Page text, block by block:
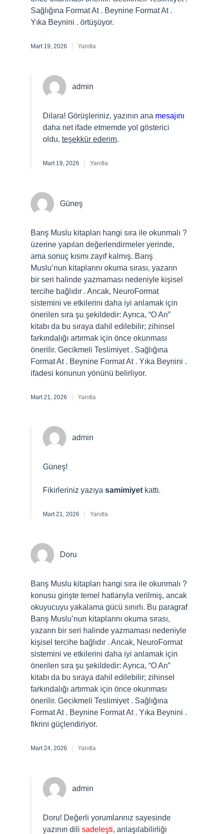
Sağlığına Format At . Beynine Format At .
Yıka Beynini . örtüşüyor.
Mart 19, 2026 Yanıtla
admin
Dilara! Görüşleriniz, yazının ana mesajını
daha net ifade etmemde yol gösterici
oldu, teşekkür ederim.
Mart 19, 2026 Yanıtla
Güneş
Barış Muslu kitapları hangi sıra ile okunmalı ?
üzerine yapılan değerlendirmeler yerinde,
ama sonuç kısmı zayıf kalmış. Barış
Muslu’nun kitaplarını okuma sırası, yazarın
bir seri halinde yazmaması nedeniyle kişisel
tercihe bağlıdır . Ancak, NeuroFormat
sistemini ve etkilerini daha iyi anlamak için
önerilen sıra şu şekildedir: Ayrıca, “O An”
kitabı da bu sıraya dahil edilebilir; zihinsel
farkındalığı artırmak için önce okunması
önerilir. Gecikmeli Teslimiyet . Sağlığına
Format At . Beynine Format At . Yıka Beynini .
ifadesi konunun yönünü belirliyor.
Mart 21, 2026 Yanıtla
admin
Güneş!
Fikirleriniz yazıya samimiyet kattı.
Mart 21, 2026 Yanıtla
Doru
Barış Muslu kitapları hangi sıra ile okunmalı ?
konusu girişte temel hatlarıyla verilmiş, ancak
okuyucuyu yakalama gücü sınırlı. Bu paragraf
Barış Muslu’nun kitaplarını okuma sırası,
yazarın bir seri halinde yazmaması nedeniyle
kişisel tercihe bağlıdır . Ancak, NeuroFormat
sistemini ve etkilerini daha iyi anlamak için
önerilen sıra şu şekildedir: Ayrıca, “O An”
kitabı da bu sıraya dahil edilebilir; zihinsel
farkındalığı artırmak için önce okunması
önerilir. Gecikmeli Teslimiyet . Sağlığına
Format At . Beynine Format At . Yıka Beynini .
fikrini güçlendiriyor.
Mart 24, 2026 Yanıtla
admin
Doru! Değerli yorumlarınız sayesinde
yazının dili sadeleşti, anlaşılabilirliği